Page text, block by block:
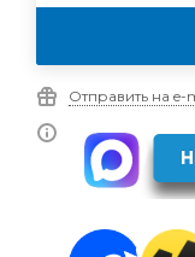
Отправить на e-